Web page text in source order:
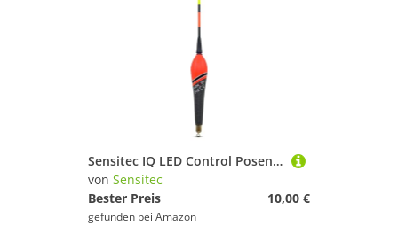
Sensitec IQ LED Control Posen - LED SENSITIV Waggler vorbebleit Laufpose von Sänger Farbwechsel bei Biss (3 + 2gr)
von Sensitec
Bester Preis
10,00 €
gefunden bei Amazon